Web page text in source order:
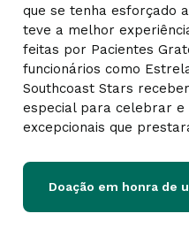
que se tenha esforçado
teve a melhor
feitas por Pacientes
funcionários como
Southcoast Stars
especial para celebrar e
excepcionais que
Doação em honra de